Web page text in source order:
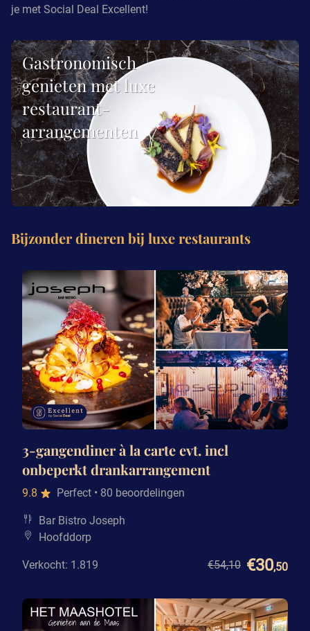
je met Social Deal Excellent!
Gastronomisch
genieten met luxe
restaurant-
arrangementen
Bijzonder dineren bij luxe restaurants
3-gangendiner à la carte evt. incl
onbeperkt drankarrangement
9.8 Perfect • 80 beoordelingen
Bar Bistro Joseph
Hoofddorp
Verkocht: 1.819 €54,10 €30,50